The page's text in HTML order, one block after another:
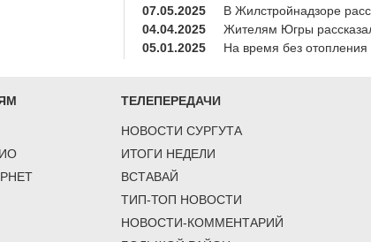
07.05.2025
В Жилстройнадзоре
04.04.2025
Жителям Югры
05.01.2025
На время без отопления
ТЕЛЕПЕРЕДАЧИ
НОВОСТИ СУРГУТА
ИТОГИ НЕДЕЛИ
ВСТАВАЙ
ТИП-ТОП НОВОСТИ
НОВОСТИ-КОММЕНТАРИЙ